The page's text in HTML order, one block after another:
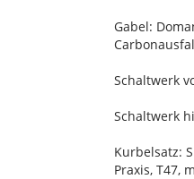
Gabel:
Schaltwerk
Schaltwerk
Kurbelsatz:
Praxis, T47,